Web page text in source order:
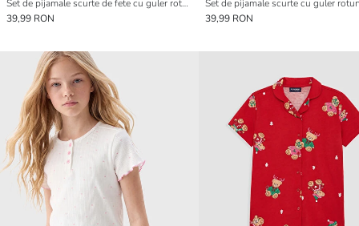
Set de pijamale scurte de fete cu guler rotund
39,99 RON
39,99 RON